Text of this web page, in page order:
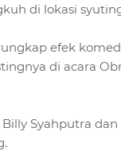
di lokasi
efek
di acara
Billy Syahputra